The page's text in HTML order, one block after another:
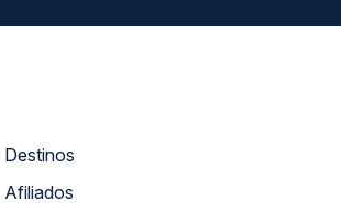
Destinos
Afiliados